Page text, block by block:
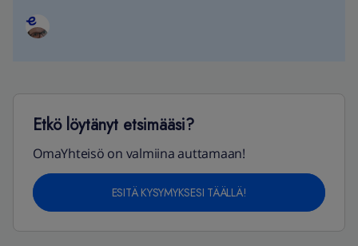
Etkö löytänyt etsimääsi?
OmaYhteisö on valmiina auttamaan!
ESITÄ KYSYMYKSESI TÄÄLLÄ!